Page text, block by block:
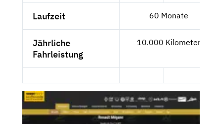
Laufzeit 60 Monate
Jährliche
Fahrleistung
10.000 Kilometer